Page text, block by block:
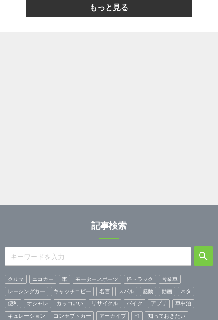
もっと見る
記事検索
クルマ エコカー 車 モータースポーツ 軽トラック
営業車
レーシングカー
キャッチコピー 名言 スバル 感動 動画
ネタ
便利
オシャレ カッコいい リサイクル バイク アプリ
車中泊
キュレーション
コンセプトカー アーカイブ F1
知っておきたい